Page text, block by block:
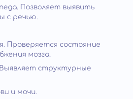
Позволяет выявить
с речью.
Проверяется состояние
мозга.
структурные
и мочи.